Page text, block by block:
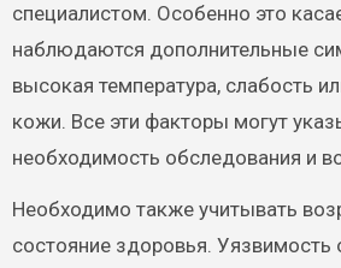
специалистом. Особенно это
наблюдаются дополнительные
высокая температура, слабость
кожи. Все эти факторы могут
необходимость обследования и
Необходимо также учитывать
состояние здоровья. Уязвимость